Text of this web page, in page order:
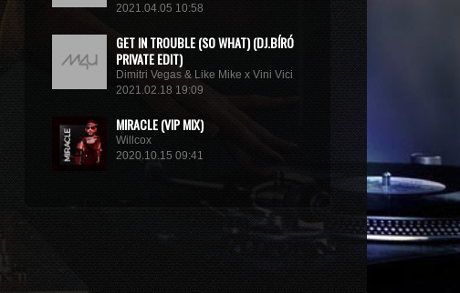
2021.04.05 10:58
GET IN TROUBLE (SO WHAT) (DJ.BÍRÓ
PRIVATE EDIT)
Dimitri Vegas & Like Mike x Vini Vici
2021.02.18 19:09
MIRACLE (VIP MIX)
Willcox
2020.10.15 09:41
2020.10.11 21:00